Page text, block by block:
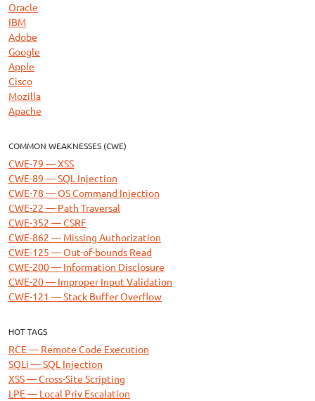
Oracle
IBM
Adobe
Google
Apple
Cisco
Mozilla
Apache
COMMON WEAKNESSES (CWE)
CWE-79 — XSS
CWE-89 — SQL Injection
CWE-78 — OS Command Injection
CWE-22 — Path Traversal
CWE-352 — CSRF
CWE-862 — Missing Authorization
CWE-125 — Out-of-bounds Read
CWE-200 — Information Disclosure
CWE-20 — Improper Input Validation
CWE-121 — Stack Buffer Overflow
HOT TAGS
RCE — Remote Code Execution
SQLi — SQL Injection
XSS — Cross-Site Scripting
LPE — Local Priv Escalation